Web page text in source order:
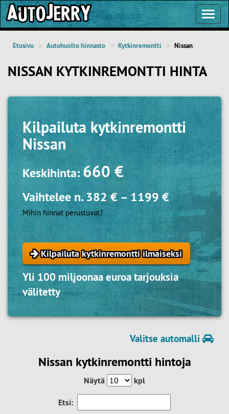
Etusivu Autohuolto hinnasto Kytkinremontti Nissan
NISSAN KYTKINREMONTTI HINTA
Kilpailutakytkinremontti
Nissan
Keskihinta:660 €
Vaihtelee n.382 €–1199 €
Mihin hinnat perustuvat?
Kilpailuta kytkinremontti ilmaiseksi
Yli 100 miljoonaa euroa tarjouksia
välitetty
Valitse automalli
Nissan kytkinremontti hintoja
Näytä kpl
Etsi: